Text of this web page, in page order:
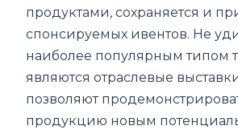
продуктами, сохраняется и
спонсируемых ивентов. Не
наиболее популярным типом
являются отраслевые
позволяют
продукцию новым